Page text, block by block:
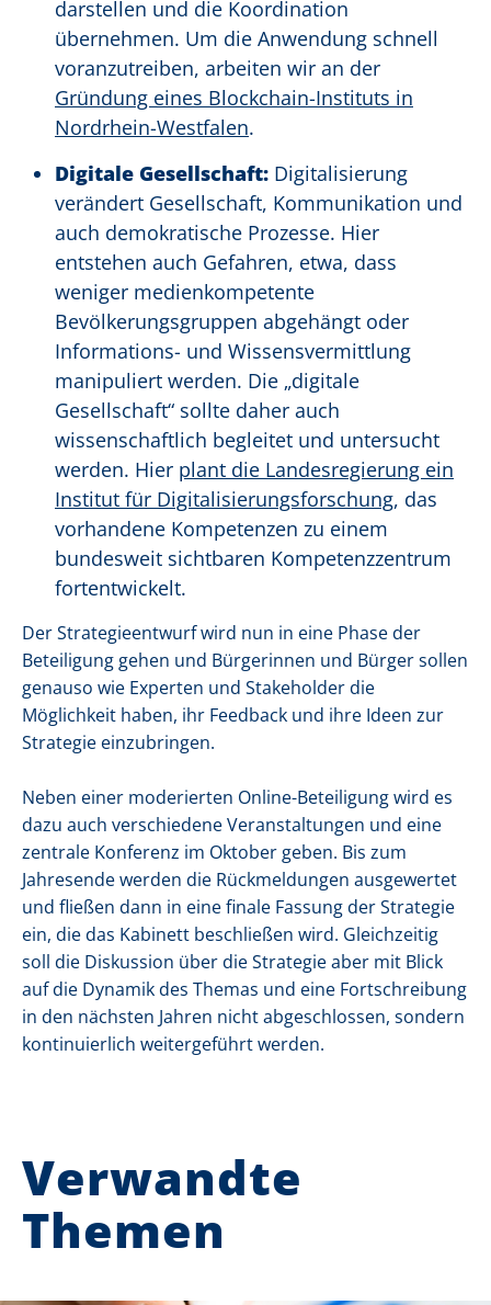
darstellen und die Koordination
übernehmen. Um die Anwendung schnell
voranzutreiben, arbeiten wir an der
Gründung eines Blockchain-Instituts in
Nordrhein-Westfalen.
Digitale Gesellschaft: Digitalisierung
verändert Gesellschaft, Kommunikation und
auch demokratische Prozesse. Hier
entstehen auch Gefahren, etwa, dass
weniger medienkompetente
Bevölkerungsgruppen abgehängt oder
Informations- und Wissensvermittlung
manipuliert werden. Die „digitale
Gesellschaft“ sollte daher auch
wissenschaftlich begleitet und untersucht
werden. Hier plant die Landesregierung ein
Institut für Digitalisierungsforschung, das
vorhandene Kompetenzen zu einem
bundesweit sichtbaren Kompetenzzentrum
fortentwickelt.
Der Strategieentwurf wird nun in eine Phase der
Beteiligung gehen und Bürgerinnen und Bürger sollen
genauso wie Experten und Stakeholder die
Möglichkeit haben, ihr Feedback und ihre Ideen zur
Strategie einzubringen.
Neben einer moderierten Online-Beteiligung wird es
dazu auch verschiedene Veranstaltungen und eine
zentrale Konferenz im Oktober geben. Bis zum
Jahresende werden die Rückmeldungen ausgewertet
und fließen dann in eine finale Fassung der Strategie
ein, die das Kabinett beschließen wird. Gleichzeitig
soll die Diskussion über die Strategie aber mit Blick
auf die Dynamik des Themas und eine Fortschreibung
in den nächsten Jahren nicht abgeschlossen, sondern
kontinuierlich weitergeführt werden.
Verwandte
Themen